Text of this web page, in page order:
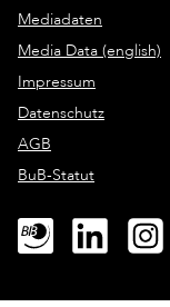
Mediadaten
Media Data (english)
Impressum
Datenschutz
AGB
BuB-Statut